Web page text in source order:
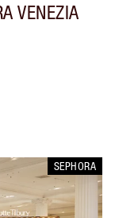
VENEZIA
SEPHORA